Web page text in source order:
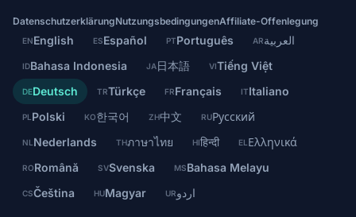
DatenschutzerklärungNutzungsbedingungenAffiliate-Offenlegung
ENEnglish ESEspañol PTPortuguês ARالعربية
IDBahasa Indonesia JA日本語 VITiếng Việt
DEDeutsch TRTürkçe FRFrançais ITItaliano
PL Polski KO한국어 ZH中文 RUРусский
NL Nederlands THภาษาไทย HIहिन्दी EL Ελληνικά
RORomână SVSvenska MSBahasa Melayu
CSČeština HUMagyar URاردو